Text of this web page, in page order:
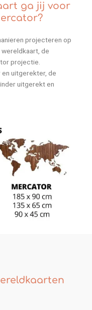
ga jij voor
projecteren op
wereldkaart, de
projectie.
uitgerekter, de
uitgerekt en